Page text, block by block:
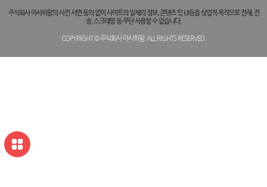
주식회사 아사히팜의 사전 서면 동의 없이 사이트의 일체의 정보, 콘텐츠 및 UI등을 상업적 목적으로 전재, 전
송, 스크래핑 등 무단 사용할 수 없습니다.
COPYRIGHT © 주식회사 아사히팜. ALL RIGHTS RESERVED.